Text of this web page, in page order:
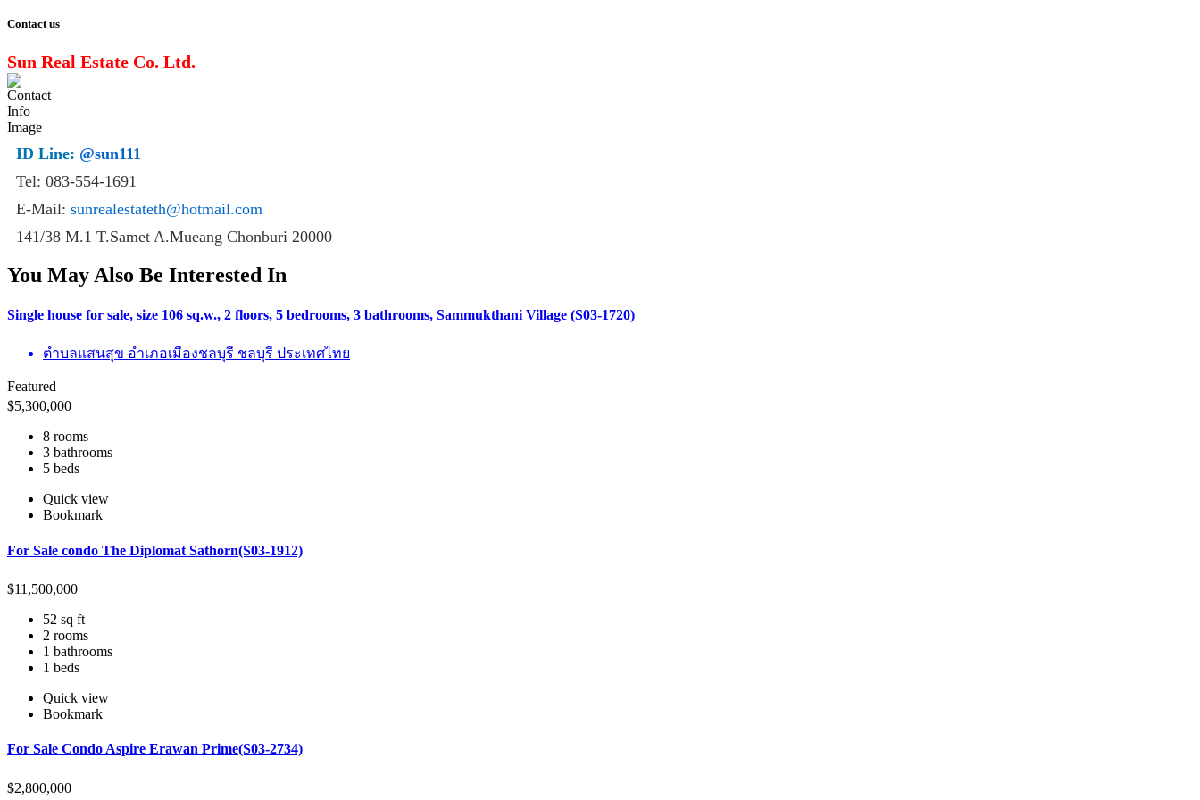
Contact us
Sun Real Estate Co. Ltd.
ID Line: @sun111
Tel: 083-554-1691
E-Mail: sunrealestateth@hotmail.com
141/38 M.1 T.Samet A.Mueang Chonburi 20000
You May Also Be Interested In
Single house for sale, size 106 sq.w., 2 floors, 5 bedrooms, 3 bathrooms, Sammukthani Village (S03-1720)
ตำบลแสนสุข อำเภอเมืองชลบุรี ชลบุรี ประเทศไทย
Featured
$5,300,000
8 rooms
3 bathrooms
5 beds
Quick view
Bookmark
For Sale condo The Diplomat Sathorn(S03-1912)
$11,500,000
52 sq ft
2 rooms
1 bathrooms
1 beds
Quick view
Bookmark
For Sale Condo Aspire Erawan Prime(S03-2734)
$2,800,000